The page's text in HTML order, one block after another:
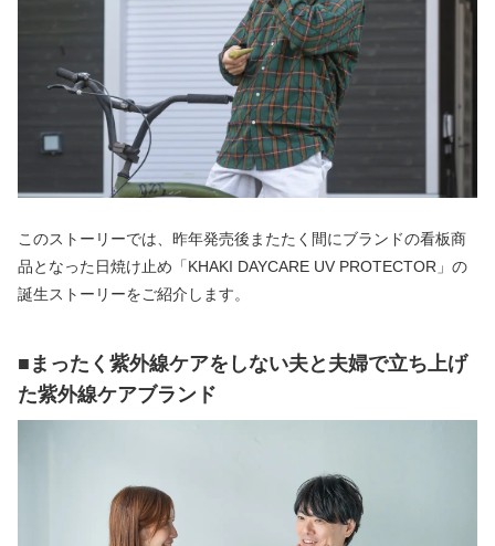
このストーリーでは、昨年発売後またたく間にブランドの看板商
品となった日焼け止め「KHAKI DAYCARE UV PROTECTOR」の
誕生ストーリーをご紹介します。
■まったく紫外線ケアをしない夫と夫婦で立ち上げ
た紫外線ケアブランド